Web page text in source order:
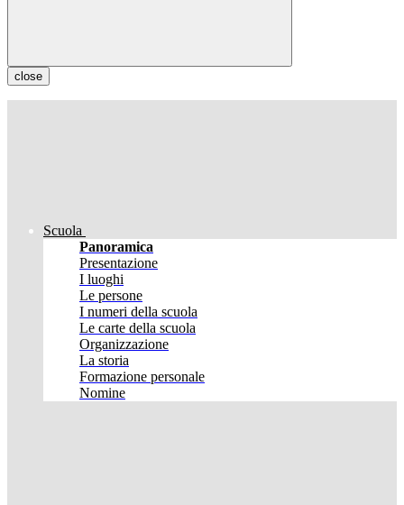
close
Scuola
Panoramica
Presentazione
I luoghi
Le persone
I numeri della scuola
Le carte della scuola
Organizzazione
La storia
Formazione personale
Nomine